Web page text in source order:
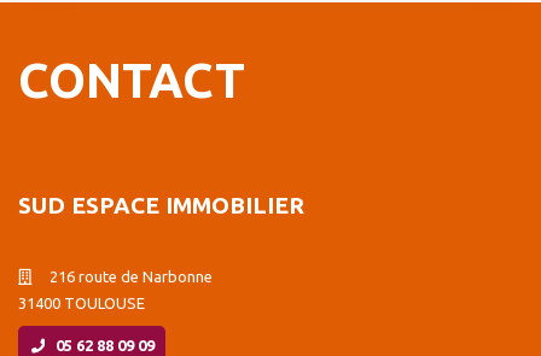
CONTACT
SUD ESPACE IMMOBILIER
216 route de Narbonne
31400 TOULOUSE
05 62 88 09 09